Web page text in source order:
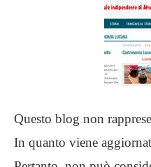
Questo blog non
In quanto viene